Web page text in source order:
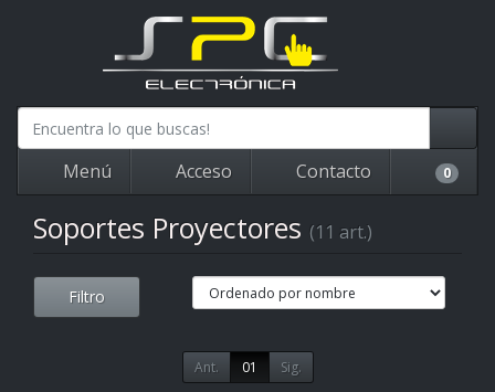
Menú Acceso Contacto 0
Soportes Proyectores (11 art.)
Filtro
Ant. 01 Sig.